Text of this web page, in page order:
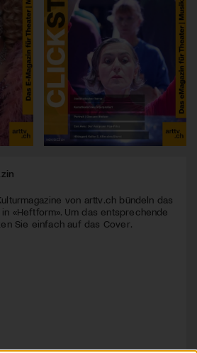
von arttv.ch bündeln das
«Heftform». Um das entsprechende
Sie einfach auf das Cover.